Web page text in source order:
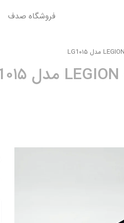
فروشگاه صدف